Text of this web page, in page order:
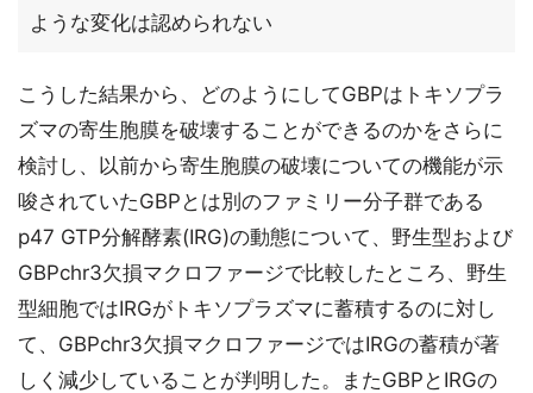
ような変化は認められない
こうした結果から、どのようにしてGBPはトキソプラ
ズマの寄生胞膜を破壊することができるのかをさらに
検討し、以前から寄生胞膜の破壊についての機能が示
唆されていたGBPとは別のファミリー分子群である
p47 GTP分解酵素(IRG)の動態について、野生型および
GBPchr3欠損マクロファージで比較したところ、野生
型細胞ではIRGがトキソプラズマに蓄積するのに対し
て、GBPchr3欠損マクロファージではIRGの蓄積が著
しく減少していることが判明した。またGBPとIRGの